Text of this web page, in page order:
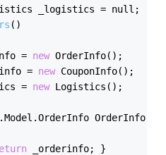
_logistics = null;
()
=
new OrderInfo();
=
new CouponInfo();
=
new Logistics();
OrderInfo
_orderinfo; }